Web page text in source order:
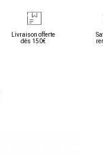
Livraison offerte
dès 150€